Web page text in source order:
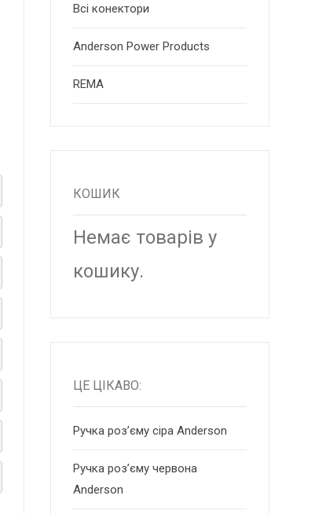
Всі конектори
Anderson Power Products
RЕМА
КОШИК
Немає товарів у
кошику.
ЦЕ ЦІКАВО:
Ручка роз’єму сіра Anderson
Ручка роз’єму червона
Anderson